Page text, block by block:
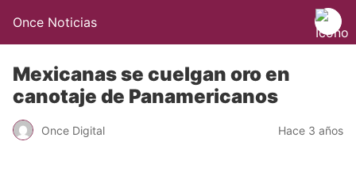
Once Noticias
Mexicanas se cuelgan oro en
canotaje de Panamericanos
Once Digital Hace 3 años